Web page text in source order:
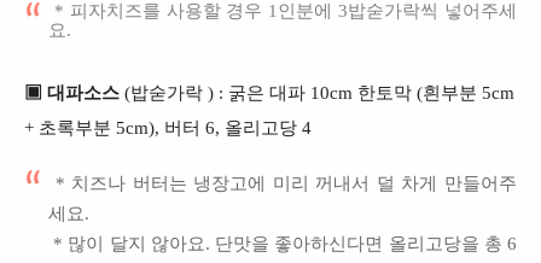
* 피자치즈를 사용할 경우 1인분에 3밥숟가락씩 넣어주세
요.
▣ 대파소스 (밥숟가락 ) : 굵은 대파 10cm 한토막 (흰부분 5cm
+ 초록부분 5cm), 버터 6, 올리고당 4
* 치즈나 버터는 냉장고에 미리 꺼내서 덜 차게 만들어주
세요.
* 많이 달지 않아요. 단맛을 좋아하신다면 올리고당을 총 6